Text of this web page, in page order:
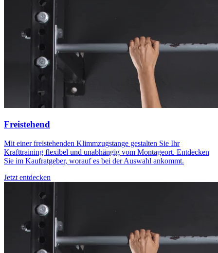
Freistehend
Mit einer freistehenden Klimmzugstange gestalten Sie Ihr
Krafttraining flexibel und unabhängig vom Montageort. Entdecken
Sie im Kaufratgeber, worauf es bei der Auswahl ankommt.
Jetzt entdecken